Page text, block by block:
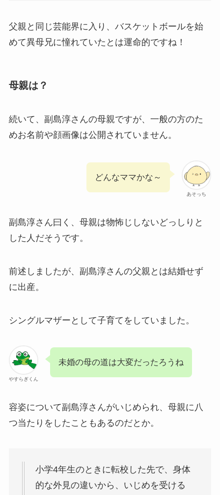
父親と同じ芸能界に入り、バスケットボールを始
めて異母兄に憧れていたとは運命的ですね！
母親は？
続いて、副島淳さんの母親ですが、一般の方のた
めお名前や顔画像は公開されていません。
あそっち
どんなママかな～
副島淳さん曰く、母親は物怖じしないどっしりと
した人だそうです。
前述しましたが、副島淳さんの父親とは結婚せず
に出産。
シングルマザーとして子育てをしていました。
やすらぎくん
未婚の母の道は大変だったろうね
容姿について副島淳さんがいじめられ、母親に八
つ当たりをしたこともあるのだとか。
小学4年生のときに転校した先で、身体
的な外見の違いから、いじめを受ける